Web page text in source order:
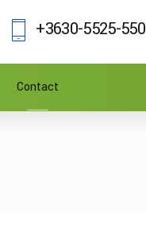
+3630-5525-550
Contact